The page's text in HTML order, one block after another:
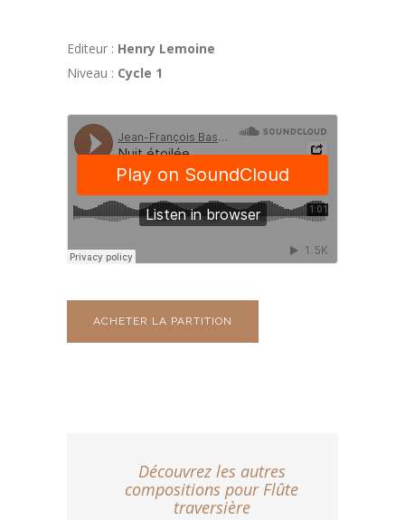
Editeur : Henry Lemoine
Niveau : Cycle 1
ACHETER LA PARTITION
Découvrez les autres
compositions pour Flûte
traversière